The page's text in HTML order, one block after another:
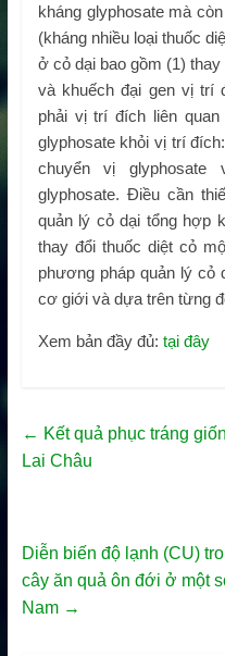
kháng glyphosate mà
(kháng nhiều loại thuốc
ở cỏ dại bao gồm (1)
và khuếch đại gen vị trí
phải vị trí đích liên
glyphosate khỏi vị trí
chuyển vị glyphosate
glyphosate. Điều cần
quản lý cỏ dại tổng hợp
thay đổi thuốc diệt cỏ
phương pháp quản lý cỏ
cơ giới và dựa trên từng
Xem bản đầy đủ: tại đây
← Kết quả phục tráng
Lai Châu
Diễn biến độ lạnh (CU)
cây ăn quả ôn đới ở một
Nam →